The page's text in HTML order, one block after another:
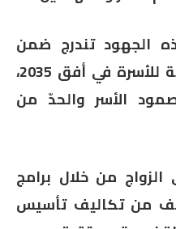
الجهود تندرج ضمن
مشروع السياسة العمومية للأسرة في أفق 2035،
الأسر والحدّ من
الزواج من خلال برامج
من تكاليف تأسيس